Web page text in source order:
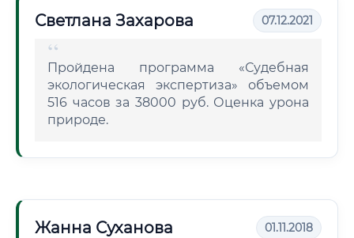
Светлана Захарова 07.12.2021
Пройдена программа «Судебная
экологическая экспертиза» объемом
516 часов за 38000 руб. Оценка урона
природе.
Жанна Суханова 01.11.2018